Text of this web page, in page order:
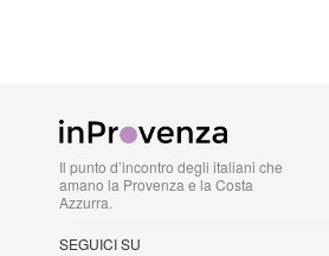
Il punto d’incontro degli italiani che
amano la Provenza e la Costa
Azzurra.
SEGUICI SU